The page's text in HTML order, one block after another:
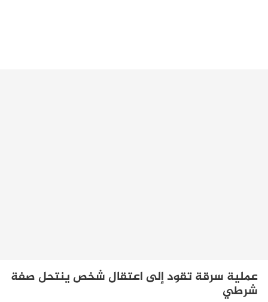
عملية سرقة تقود إلى اعتقال شخص ينتحل صفة
شرطي